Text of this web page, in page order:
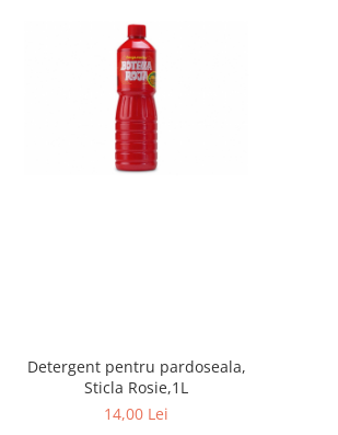
Detergent pentru pardoseala,
Sticla Rosie,1L
14,00 Lei